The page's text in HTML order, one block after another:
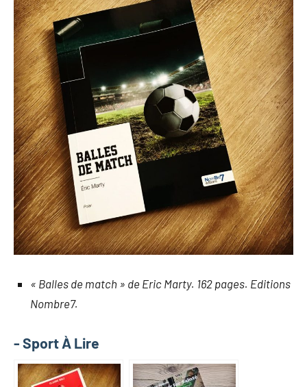
« Balles de match » de Eric Marty. 162 pages. Editions
Nombre7.
- Sport À Lire